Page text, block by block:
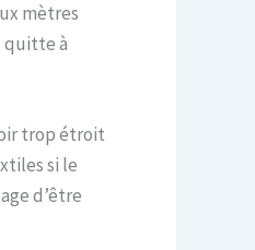
mètres
quitte à
trop étroit
si le
d’être